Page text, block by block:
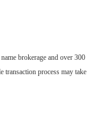
brokerage and over 300
process may take